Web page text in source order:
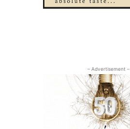
– Advertisement –